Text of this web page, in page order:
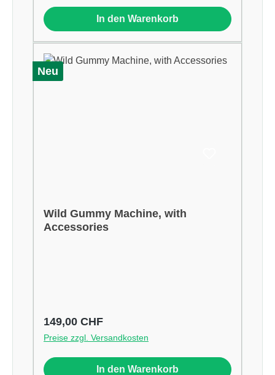
In den Warenkorb
Neu
Wild Gummy Machine, with
Accessories
Regulärer Preis:
149,00 CHF
Preise zzgl. Versandkosten
In den Warenkorb